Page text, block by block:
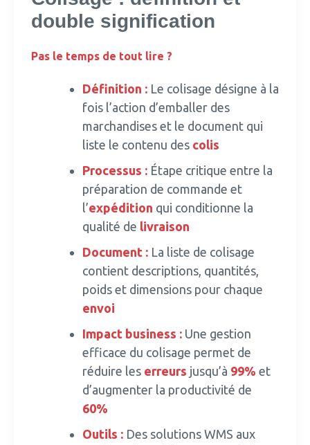
double signification
Pas le temps de tout lire ?
Définition : Le colisage désigne à la
fois l’action d’emballer des
marchandises et le document qui
liste le contenu des colis
Processus : Étape critique entre la
préparation de commande et
l’expédition qui conditionne la
qualité de livraison
Document : La liste de colisage
contient descriptions, quantités,
poids et dimensions pour chaque
envoi
Impact business : Une gestion
efficace du colisage permet de
réduire les erreurs jusqu’à 99% et
d’augmenter la productivité de
60%
Outils : Des solutions WMS aux